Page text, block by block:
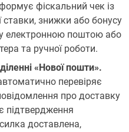
фіскальний чек із
знижки або бонусу
електронною поштою або
та ручної роботи.
«Нової пошти».
перевіряє
про доставку
підтвердження
доставлена,